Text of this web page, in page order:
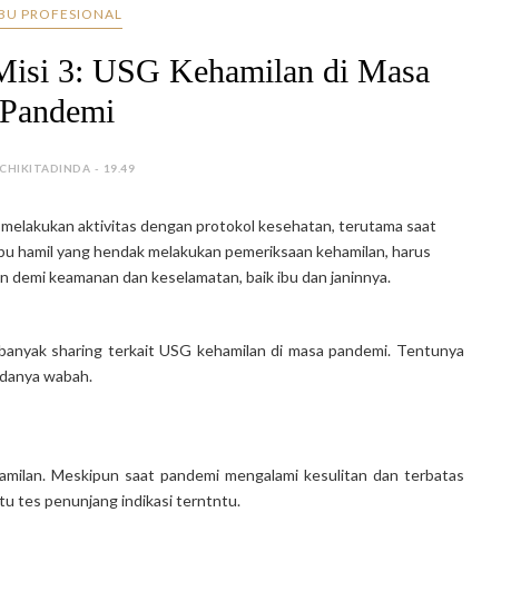
PROFESIONAL
3: USG Kehamilan di Masa
Pandemi
- 19.49
aktivitas dengan protokol kesehatan, terutama saat
yang hendak melakukan pemeriksaan kehamilan, harus
keamanan dan keselamatan, baik ibu dan janinnya.
sharing terkait USG kehamilan di masa pandemi. Tentunya
wabah.
Meskipun saat pandemi mengalami kesulitan dan terbatas
tes penunjang indikasi terntntu.